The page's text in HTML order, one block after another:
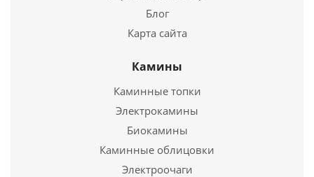
Купить в 1 клик
Блог
Карта сайта
Камины
Каминные топки
Электрокамины
Биокамины
Каминные облицовки
Электроочаги